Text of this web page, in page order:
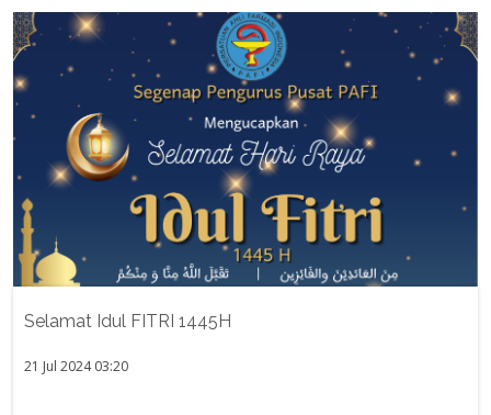
Selamat Idul FITRI 1445H
21 Jul 2024 03:20